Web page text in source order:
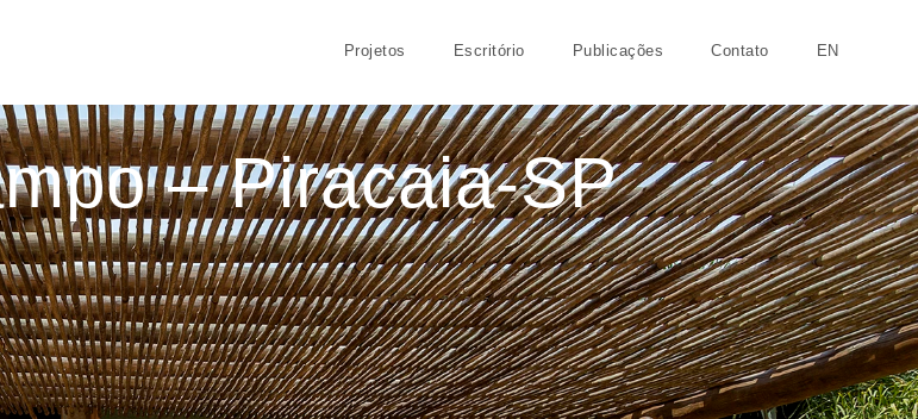
Projetos Escritório Publicações Contato EN
– Piracaia-SP